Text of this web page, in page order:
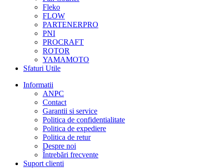
Fleko
FLOW
PARTENERPRO
PNI
PROCRAFT
ROTOR
YAMAMOTO
Sfaturi Utile
Informatii
ANPC
Contact
Garantii si service
Politica de confidentialitate
Politica de expediere
Politica de retur
Despre noi
Întrebări frecvente
Suport clienti